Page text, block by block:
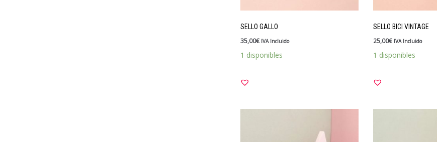
SELLO GALLO
35,00€ IVA Incluido
1 disponibles
SELLO BICI VINTAGE
25,00€ IVA Incluido
1 disponibles